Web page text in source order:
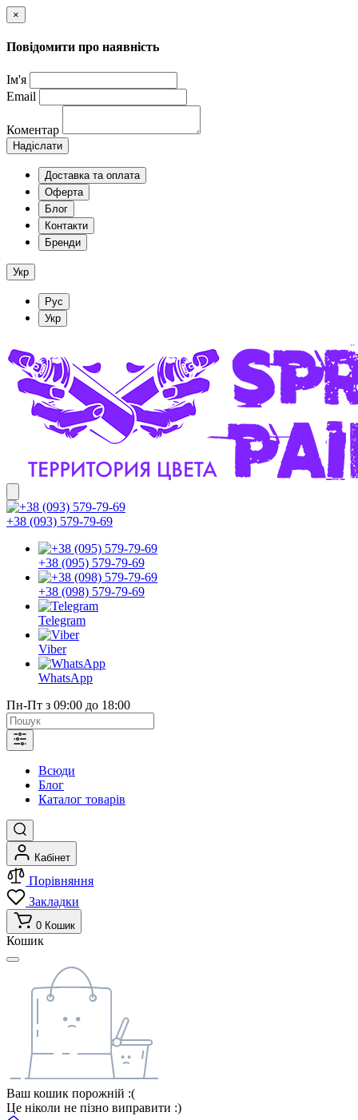
×
Повідомити про наявність
Ім'я
Email
Коментар
Надіслати
Доставка та оплата
Оферта
Блог
Контакти
Бренди
Укр
Рус
Укр
+38 (093) 579-79-69
+38 (095) 579-79-69
+38 (098) 579-79-69
Telegram
Viber
WhatsApp
Пн-Пт з 09:00 до 18:00
Всюди
Блог
Каталог товарів
Кабінет
Порівняння
Закладки
0 Кошик
Кошик
Ваш кошик порожній :(
Це ніколи не пізно виправити :)